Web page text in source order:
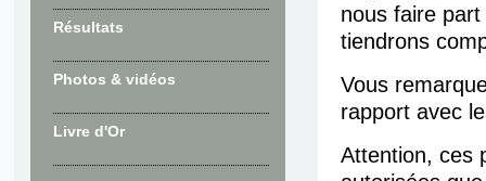
Résultats
Photos & vidéos
Livre d'Or
nous faire
tiendrons
Vous
rapport avec
Attention, ces